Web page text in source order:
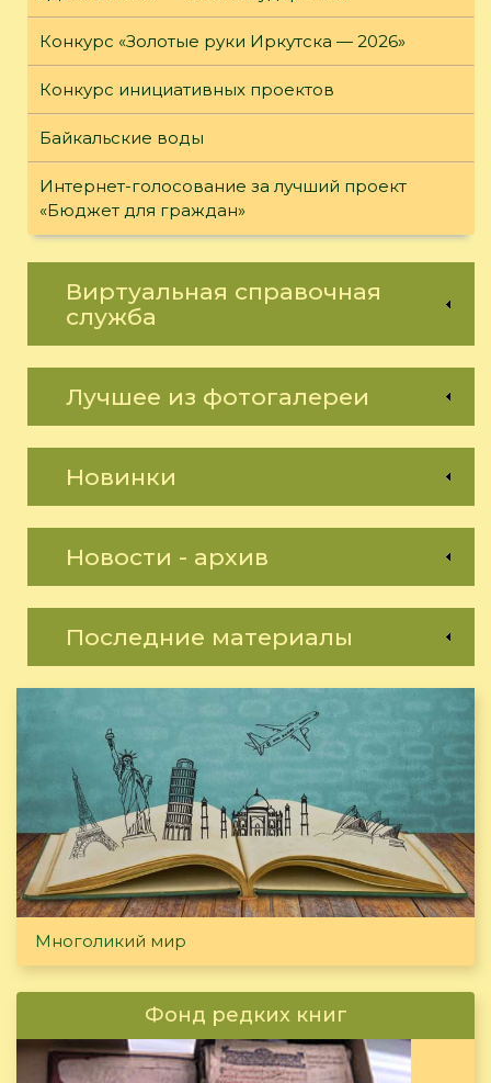
Конкурс «Золотые руки Иркутска — 2026»
Конкурс инициативных проектов
Байкальские воды
Интернет-голосование за лучший проект
«Бюджет для граждан»
Виртуальная справочная
служба
Лучшее из фотогалереи
Новинки
Новости - архив
Последние материалы
Многоликий мир
Фонд редких книг